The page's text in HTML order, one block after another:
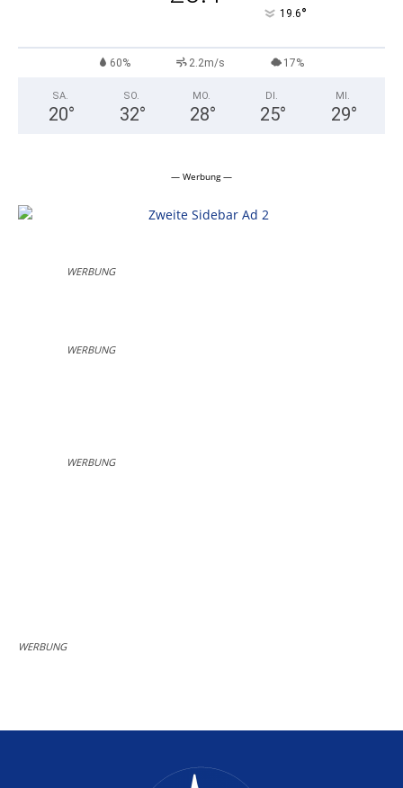
19.6°
60% 2.2m/s 17%
SA.
20°
SO.
32°
MO.
28°
DI.
25°
MI.
29°
— Werbung —
WERBUNG
WERBUNG
WERBUNG
WERBUNG